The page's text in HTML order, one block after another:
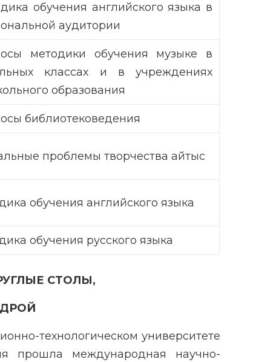
обучения английского языка в
аудитории
методики обучения музыке в
классах и в учреждениях
образования
библиотековедения
проблемы творчества айтыс
обучения английского языка
обучения русского языка
СТОЛЫ,
технологическом университете
прошла международная научно-